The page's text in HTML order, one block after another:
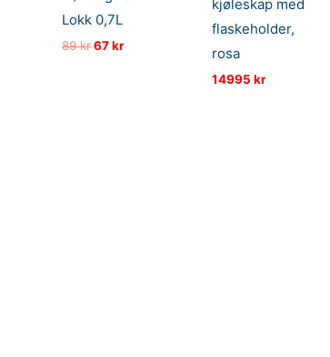
Lokk 0,7L
89krOpprinnelig
67krNåværende
kjøleskap med
flaskeholder,
rosa
14995kr